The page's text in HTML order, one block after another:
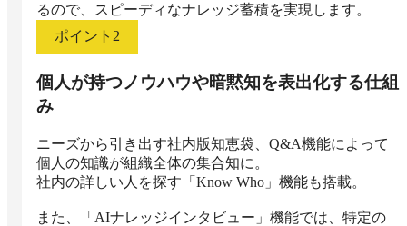
るので、スピーディなナレッジ蓄積を実現します。
ポイント 2
個人が持つノウハウや暗黙知を表出化する仕組
み
ニーズから引き出す社内版知恵袋、Q&A機能によって
個人の知識が組織全体の集合知に。
社内の詳しい人を探す「Know Who」機能も搭載。
また、「AIナレッジインタビュー」機能では、特定の